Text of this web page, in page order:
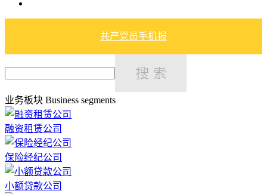
共产党员手机报
业务板块 Business segments
融资租赁公司
保险经纪公司
小额贷款公司